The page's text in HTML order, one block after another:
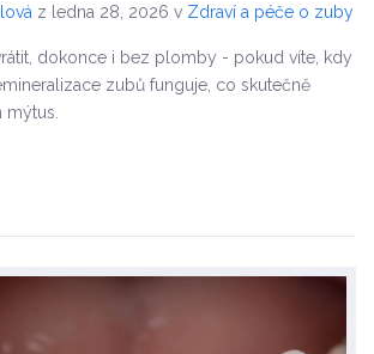
z ledna 28, 2026 v Zdraví a péče o zuby
dokonce i bez plomby - pokud víte, kdy
zubů funguje, co skutečně
mýtus.